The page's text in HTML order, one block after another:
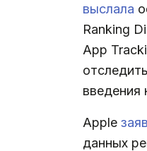
выслала
Ranking
App
введения
Apple
данных